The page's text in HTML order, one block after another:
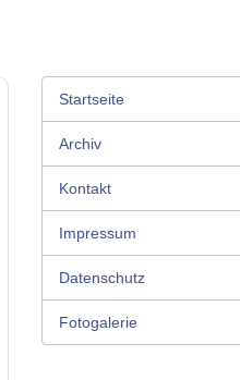
Startseite
Archiv
Kontakt
Impressum
Datenschutz
Fotogalerie